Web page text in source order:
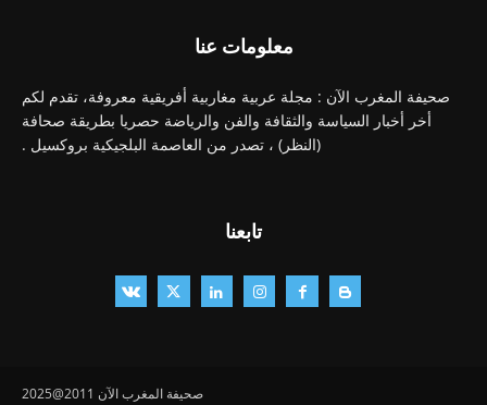
معلومات عنا
صحيفة المغرب الآن : مجلة عربية مغاربية أفريقية معروفة، تقدم لكم
أخر أخبار السياسة والثقافة والفن والرياضة حصريا بطريقة صحافة
(النظر) ، تصدر من العاصمة البلجيكية بروكسيل .
تابعنا
صحيفة المغرب الآن 2011@2025